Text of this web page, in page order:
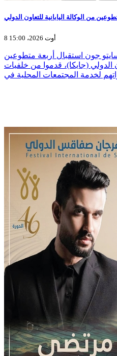
من الوكالة اليابانية للتعاون الدولي
8 أوت 2026، 15:00
جون استقبال أربعة متطوعين
الدولي (جايكا)، قدموا من خلفيات